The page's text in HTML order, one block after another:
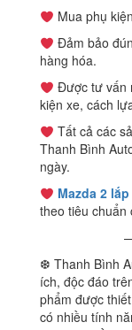
Mua phụ
Đảm bảo
hàng hóa.
Được tư vấn
kiện xe, cách
Tất cả các
Thanh Bình
ngày.
Mazda 2
theo tiêu chuẩn
❆ Thanh Bình
ích, độc đáo
phẩm được
có nhiều tính